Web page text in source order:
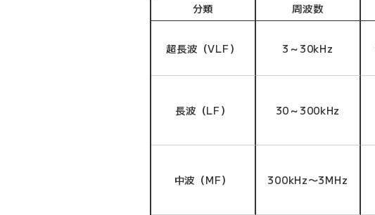
分類 周波数
超長波（VLF） 3～30kHz
長波（LF） 30～300kHz
中波（MF） 300kHz〜3MHz